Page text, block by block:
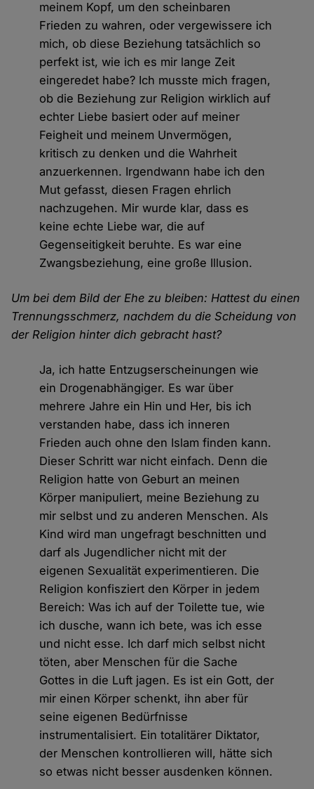
meinem Kopf, um den scheinbaren
Frieden zu wahren, oder vergewissere ich
mich, ob diese Beziehung tatsächlich so
perfekt ist, wie ich es mir lange Zeit
eingeredet habe? Ich musste mich fragen,
ob die Beziehung zur Religion wirklich auf
echter Liebe basiert oder auf meiner
Feigheit und meinem Unvermögen,
kritisch zu denken und die Wahrheit
anzuerkennen. Irgendwann habe ich den
Mut gefasst, diesen Fragen ehrlich
nachzugehen. Mir wurde klar, dass es
keine echte Liebe war, die auf
Gegenseitigkeit beruhte. Es war eine
Zwangsbeziehung, eine große Illusion.
Um bei dem Bild der Ehe zu bleiben: Hattest du einen
Trennungsschmerz, nachdem du die Scheidung von
der Religion hinter dich gebracht hast?
Ja, ich hatte Entzugserscheinungen wie
ein Drogenabhängiger. Es war über
mehrere Jahre ein Hin und Her, bis ich
verstanden habe, dass ich inneren
Frieden auch ohne den Islam finden kann.
Dieser Schritt war nicht einfach. Denn die
Religion hatte von Geburt an meinen
Körper manipuliert, meine Beziehung zu
mir selbst und zu anderen Menschen. Als
Kind wird man ungefragt beschnitten und
darf als Jugendlicher nicht mit der
eigenen Sexualität experimentieren. Die
Religion konfisziert den Körper in jedem
Bereich: Was ich auf der Toilette tue, wie
ich dusche, wann ich bete, was ich esse
und nicht esse. Ich darf mich selbst nicht
töten, aber Menschen für die Sache
Gottes in die Luft jagen. Es ist ein Gott, der
mir einen Körper schenkt, ihn aber für
seine eigenen Bedürfnisse
instrumentalisiert. Ein totalitärer Diktator,
der Menschen kontrollieren will, hätte sich
so etwas nicht besser ausdenken können.